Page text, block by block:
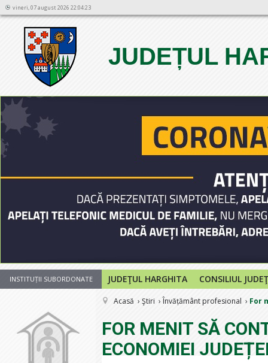
vineri, 07 august 2026 22:04:23
JUDEȚUL
12
INSTITUȚII SUBORDONATE JUDEŢUL HARGHITA CONSILIUL
Acasă Ştiri Învățământ profesional For
FOR MENIT SĂ
ECONOMIEI